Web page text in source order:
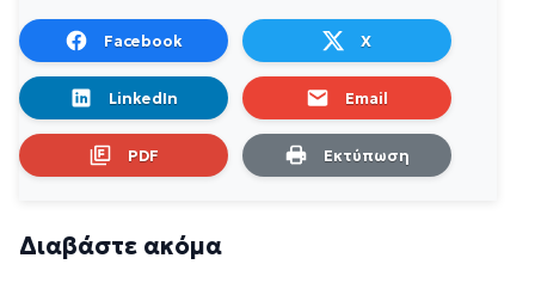
Facebook X
LinkedIn Email
PDF Εκτύπωση
Διαβάστε ακόμα